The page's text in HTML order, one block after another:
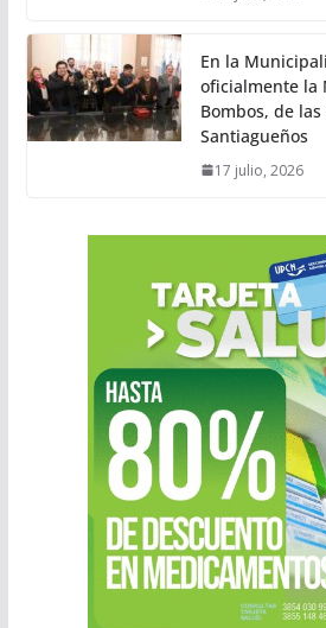
En la
oficialmente la
Bombos, de
Santiagueños
17 julio, 2026